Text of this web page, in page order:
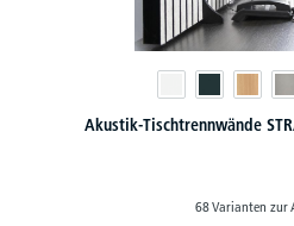
Akustik-Tischtrennwände
68 Varianten zur